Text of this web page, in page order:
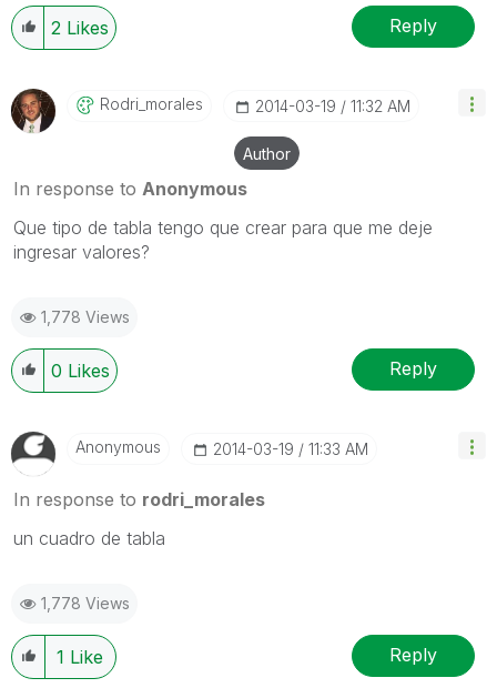
2 Likes Reply
Rodri_morales ‎2014-03-19 11:32 AM
Author
In response to Anonymous
Que tipo de tabla tengo que crear para que me deje
ingresar valores?
1,778 Views
0 Likes Reply
Anonymous ‎2014-03-19 11:33 AM
In response to rodri_morales
un cuadro de tabla
1,778 Views
1 Like Reply